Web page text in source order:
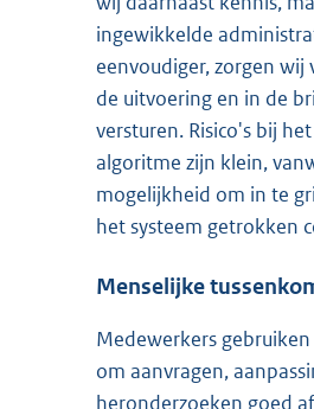
ingewikkelde
eenvoudiger, zorgen
de uitvoering en in de
versturen. Risico's bij
algoritme zijn klein,
mogelijkheid om in te
het systeem getrokken
Menselijke
Medewerkers
om aanvragen,
heronderzoeken goed